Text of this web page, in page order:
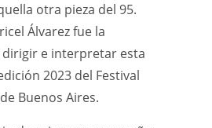
otra pieza del 95.
Álvarez fue la
dirigir e interpretar esta
2023 del Festival
Buenos Aires.